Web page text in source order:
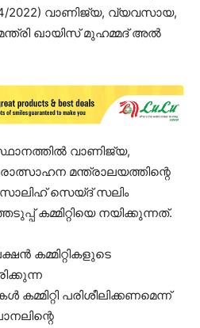
2022) വാണിജ്യ, വ്യവസായ,
ഖായിസ് മുഹമ്മദ് അൽ
വാണിജ്യ,
മന്ത്രാലയത്തിന്റെ
സെയ്ദ് സലിം
കമ്മിറ്റിയെ നയിക്കുന്നത്.
കമ്മിറ്റികളുടെ
പരിശീലിക്കണമെന്ന്